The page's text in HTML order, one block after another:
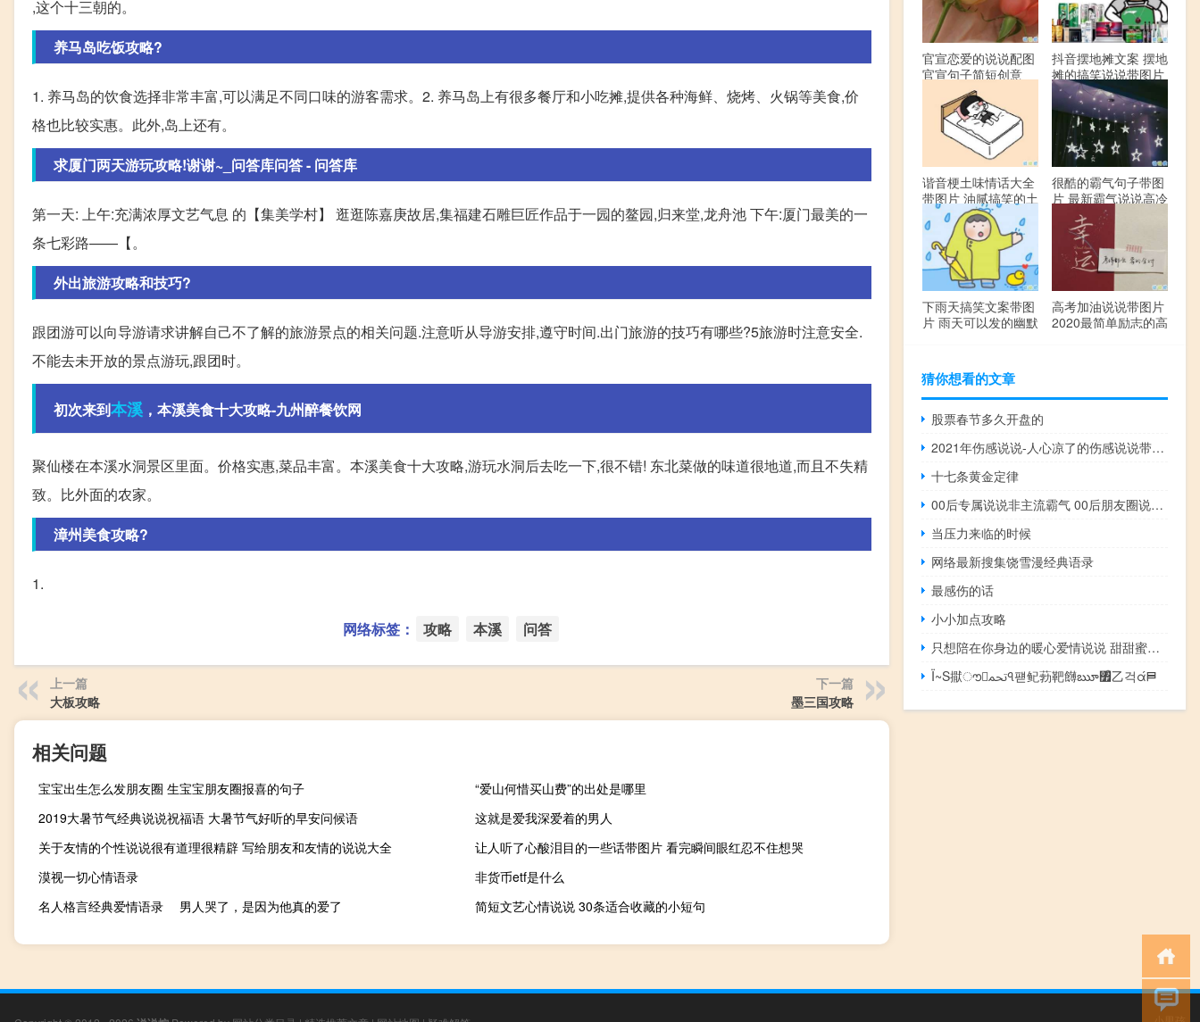
,这个十三朝的。
养马岛吃饭攻略?
1. 养马岛的饮食选择非常丰富,可以满足不同口味的游客需求。2. 养马岛上有很多餐厅和小吃摊,提供各种海鲜、烧烤、火锅等美食,价
格也比较实惠。此外,岛上还有。
求厦门两天游玩攻略!谢谢~_问答库问答 - 问答库
第一天: 上午:充满浓厚文艺气息 的【集美学村】 逛逛陈嘉庚故居,集福建石雕巨匠作品于一园的鳌园,归来堂,龙舟池 下午:厦门最美的一
条七彩路——【。
外出旅游攻略和技巧?
跟团游可以向导游请求讲解自己不了解的旅游景点的相关问题.注意听从导游安排,遵守时间.出门旅游的技巧有哪些?5旅游时注意安全.
不能去未开放的景点游玩,跟团时。
初次来到本溪 ，本溪美食十大攻略-九州醉餐饮网
聚仙楼在本溪水洞景区里面。价格实惠,菜品丰富。本溪美食十大攻略,游玩水洞后去吃一下,很不错! 东北菜做的味道很地道,而且不失精
致。比外面的农家。
漳州美食攻略?
1.
网络标签： 攻略 本溪 问答
上一篇
大板攻略
下一篇
墨三国攻略
相关问题
宝宝出生怎么发朋友圈 生宝宝朋友圈报喜的句子
“爱山何惜买山费”的出处是哪里
2019大暑节气经典说说祝福语 大暑节气好听的早安问候语
这就是爱我深爱着的男人
关于友情的个性说说很有道理很精辟 写给朋友和友情的说说大全
让人听了心酸泪目的一些话带图片 看完瞬间眼红忍不住想哭
漠视一切心情语录
非货币etf是什么
名人格言经典爱情语录 男人哭了，是因为他真的爱了
简短文艺心情说说 30条适合收藏的小短句
官宣恋爱的说说配图
官宣句子简短创意
抖音摆地摊文案 摆地
摊的搞笑说说带图片
谐音梗土味情话大全
带图片 油腻搞笑的土
味情话
很酷的霸气句子带图
片 最新霸气说说高冷
下雨天搞笑文案带图
片 雨天可以发的幽默
高考加油说说带图片
2020最简单励志的高
猜你想看的文章
股票春节多久开盘的
2021年伤感说说-人心凉了的伤感说说带图片 水凉了可以喝心凉了连呼吸都痛
十七条黄金定律
00后专属说说非主流霸气 00后朋友圈说说酷酷的有个性
当压力来临的时候
网络最新搜集饶雪漫经典语录
最感伤的话
小小加点攻略
只想陪在你身边的暖心爱情说说 甜甜蜜蜜的撩人小情话合集
Ï~S㩎ൗﵓঀ퍧鱾葧靶䭦ౠ৿ᩧ乙걱ά⛿